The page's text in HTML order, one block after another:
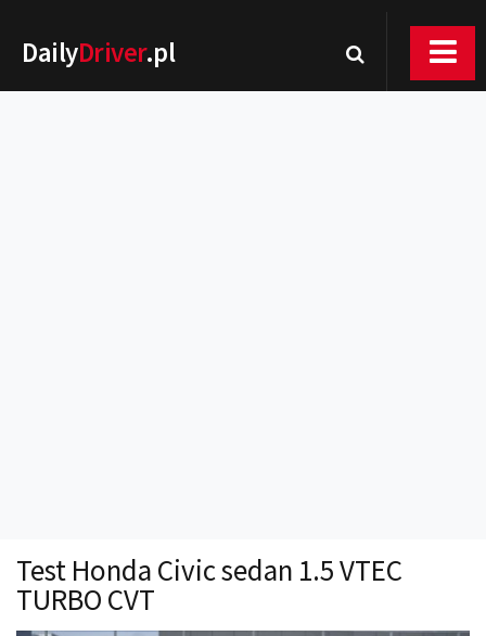
DailyDriver.pl
Technika jazdy
Oświetlenie
Test Honda Civic sedan 1.5 VTEC
TURBO CVT